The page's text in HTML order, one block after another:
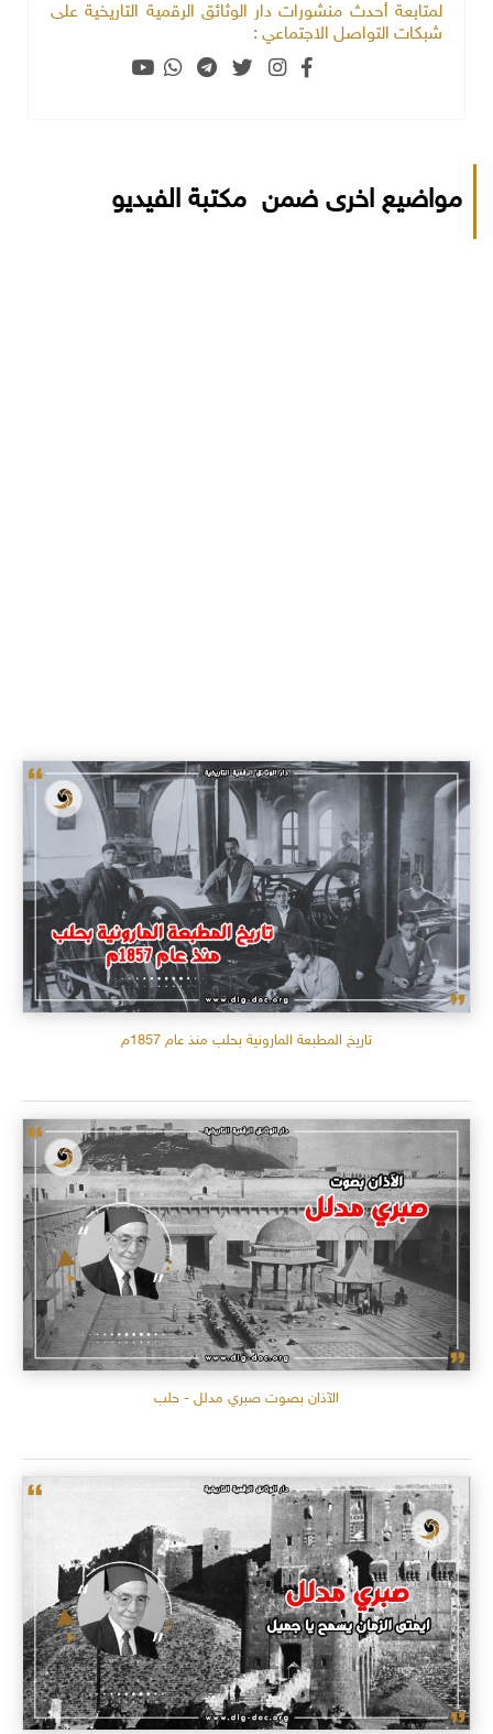
لمتابعة أحدث منشورات دار الوثائق الرقمية التاريخية على
شبكات التواصل الاجتماعي :
مواضيع اخرى ضمن مكتبة الفيديو
تاريخ المطبعة المارونية بحلب منذ عام 1857م
الآذان بصوت صبري مدلل - حلب